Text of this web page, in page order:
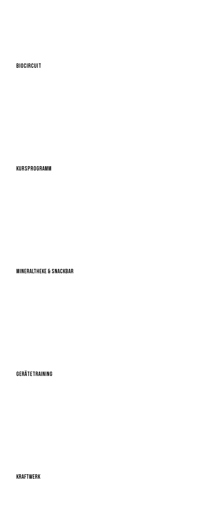
BIOCIRCuiT
KURSPROGRAMM
MINERALTHEKE & SNACKBAR
GERÄTETRAINING
Kraftwerk